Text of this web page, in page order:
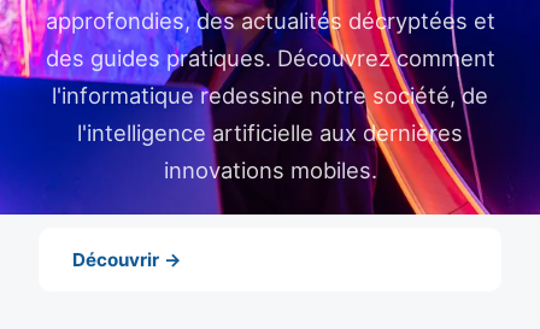
approfondies, des actualités décryptées et
des guides pratiques. Découvrez comment
l'informatique redessine notre société, de
l'intelligence artificielle aux dernières
innovations mobiles.
Découvrir →